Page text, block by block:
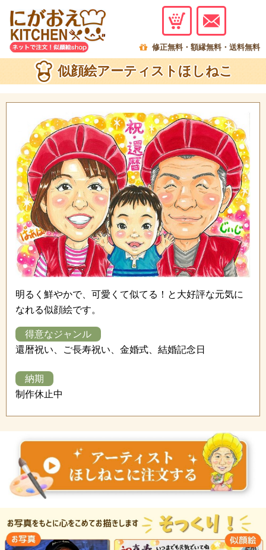
修正無料・額縁無料・送料無料
似顔絵アーティストほしねこ
明るく鮮やかで、可愛くて似てる！と大好評な元気に
なれる似顔絵です。
得意なジャンル
還暦祝い、ご長寿祝い、金婚式、結婚記念日
納期
制作休止中